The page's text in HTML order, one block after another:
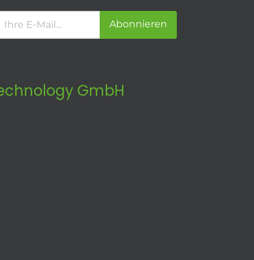
Abonnieren
GmbH